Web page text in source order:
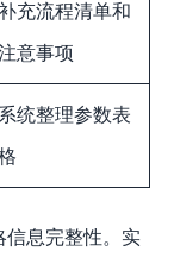
充流程清单和
意事项
系统整理参数表
信息完整性。实